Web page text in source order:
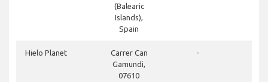
(Balearic
Islands),
Spain
Hielo Planet
Carrer Can
Gamundi,
07610
-